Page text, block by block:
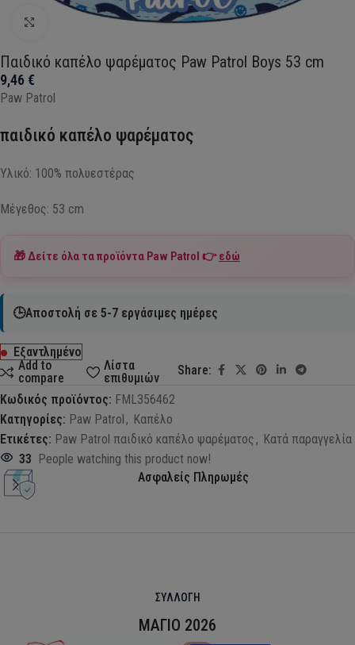
Click to enlarge
Παιδικό καπέλο ψαρέματος Paw Patrol Boys 53 cm
9,46€
Paw Patrol
παιδικό καπέλο ψαρέματος
Υλικό: 100% πολυεστέρας
Μέγεθος: 53 cm
🎁 Δείτε όλα τα προϊόντα Paw Patrol 👉εδώ
🕒Αποστολή σε 5-7 εργάσιμες ημέρες
Εξαντλημένο
Add to
compare
Λίστα
επιθυμιών
Share:
Κωδικός προϊόντος: FML356462
Κατηγορίες: Paw Patrol , Καπέλο
Ετικέτες: Paw Patrol παιδικό καπέλο ψαρέματος , Κατά παραγγελία
33 People watching this product now!
Ασφαλείς Πληρωμές
ΣΥΛΛΟΓΗ
ΜΑΓΙΟ 2026